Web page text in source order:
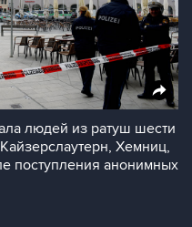
людей из ратуш шести
Хемниц,
поступления анонимных